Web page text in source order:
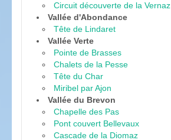
Circuit découverte de la Vernaz
Vallée d'Abondance
Tête de Lindaret
Vallée Verte
Pointe de Brasses
Chalets de la Pesse
Tête du Char
Miribel par Ajon
Vallée du Brevon
Chapelle des Pas
Pont couvert Bellevaux
Cascade de la Diomaz